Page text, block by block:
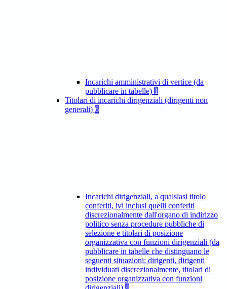
Incarichi amministrativi di vertice (da
pubblicare in tabelle) 1
Titolari di incarichi dirigenziali (dirigenti non
generali) 6
Incarichi dirigenziali, a qualsiasi titolo
conferiti, ivi inclusi quelli conferiti
discrezionalmente dall'organo di indirizzo
politico senza procedure pubbliche di
selezione e titolari di posizione
organizzativa con funzioni dirigenziali (da
pubblicare in tabelle che distinguano le
seguenti situazioni: dirigenti, dirigenti
individuati discrezionalmente, titolari di
posizione organizzativa con funzioni